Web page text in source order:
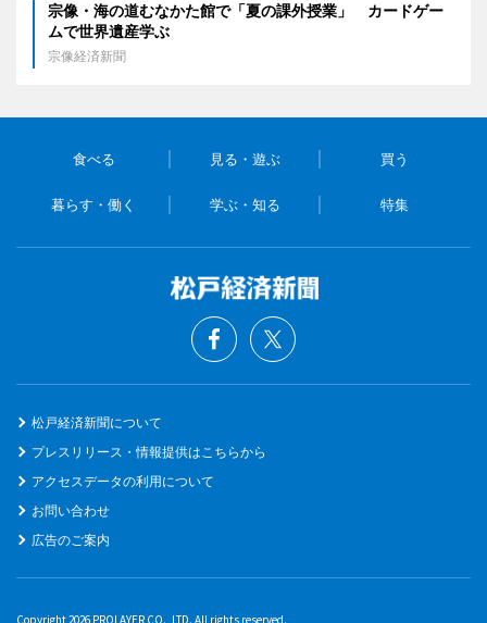
宗像・海の道むなかた館で「夏の課外授業」 カードゲー
ムで世界遺産学ぶ
宗像経済新聞
食べる 見る・遊ぶ 買う
暮らす・働く 学ぶ・知る 特集
松戸経済新聞について
プレスリリース・情報提供はこちらから
アクセスデータの利用について
お問い合わせ
広告のご案内